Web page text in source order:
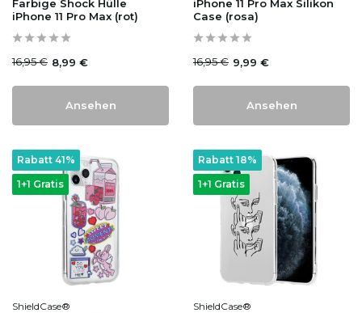
Farbige Shock Hülle
iPhone 11 Pro Max (rot)
16,95 € 8,99 €
Ansehen
iPhone 11 Pro Max Silikon
Case (rosa)
16,95 € 9,99 €
Ansehen
1+1 Gratis
Rabatt 41%
ShieldCase®
1+1 Gratis
Rabatt 18%
ShieldCase®